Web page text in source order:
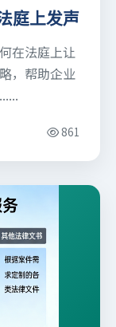
庭上发声
在法庭上让
，帮助企业
861